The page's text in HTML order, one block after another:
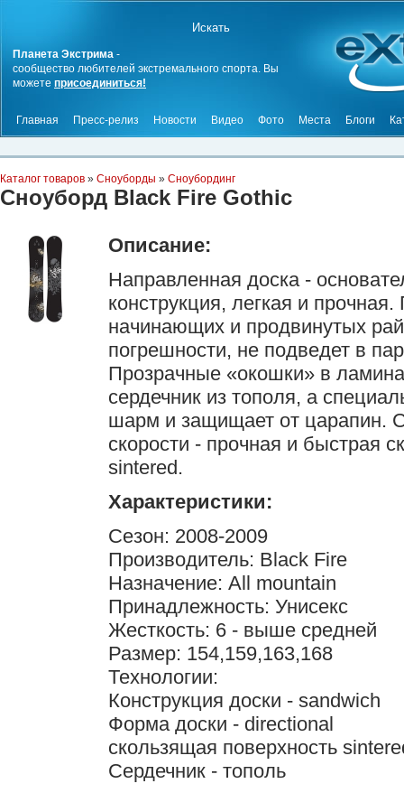
Планета Экстрима -
сообщество любителей экстремального спорта. Вы
можете присоединиться!
Главная Пресс-релиз Новости Видео Фото Места Блоги
Каталог товаров » Сноуборды » Сноубординг
Сноуборд Black Fire Gothic
Описание:
Направленная доска -
конструкция, легкая и
начинающих и продвинутых
погрешности, не подведет в
Прозрачные «окошки» в
сердечник из тополя, а
шарм и защищает от царапин.
скорости - прочная и быстрая
sintered.
Характеристики:
Сезон: 2008-2009
Производитель: Black Fire
Назначение: All mountain
Принадлежность: Унисекс
Жесткость: 6 - выше средней
Размер: 154,159,163,168
Технологии:
Конструкция доски - sandwich
Форма доски - directional
скользящая поверхность
Сердечник - тополь